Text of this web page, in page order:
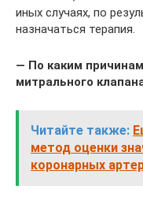
иных случаях, по
назначаться терапия.
— По каким
митрального
Читайте также:
метод оценки
коронарных